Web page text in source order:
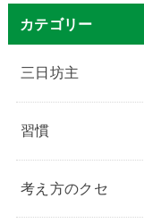
カテゴリー
三日坊主
習慣
考え方のクセ